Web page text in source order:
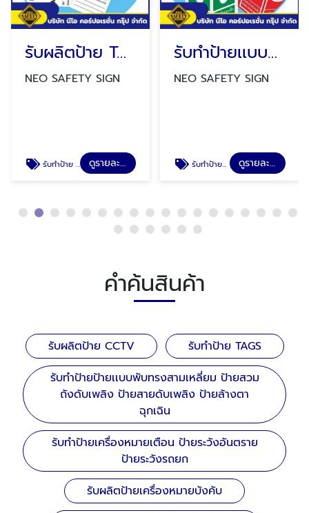
รับผลิตป้าย TAGS
NEO SAFETY SIGN
รับทำป้าย TAGS ดูรายละเอียด
รับทำป้ายเเบบพับทรงสามเหลี่ยม
NEO SAFETY SIGN
รับทำป้ายป้ายเเบบพับทรงสามเหลี่ยม ป้ายสวมถังดับเพลิง ป้ายสายดับเพลิง ป้ายล้างตาฉุกเฉิน ดูรายละเอียด
คำค้นสินค้า
รับผลิตป้าย CCTV
รับทำป้าย TAGS
รับทำป้ายป้ายเเบบพับทรงสามเหลี่ยม ป้ายสวม
ถังดับเพลิง ป้ายสายดับเพลิง ป้ายล้างตา
ฉุกเฉิน
รับทำป้ายเครื่องหมายเตือน ป้ายระวังอันตราย
ป้ายระวังรถยก
รับผลิตป้ายเครื่องหมายบังคับ